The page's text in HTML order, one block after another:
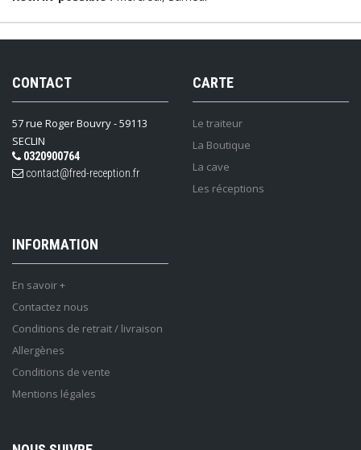
CONTACT
57 rue Roger Bouvry - 59113
SECLIN
0320900764
contact@fred-reception.fr
CARTE
Le traiteur
La Boutique
La cave
Les réceptions
INFORMATION
En savoir +
Contactez nous
Conditions de retrait / livraison
Allergènes
Conditions de vente
Mentions légales